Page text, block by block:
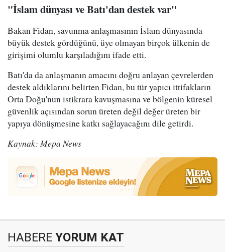
"İslam dünyası ve Batı'dan destek var"
Bakan Fidan, savunma anlaşmasının İslam dünyasında
büyük destek gördüğünü, üye olmayan birçok ülkenin de
girişimi olumlu karşıladığını ifade etti.
Batı'da da anlaşmanın amacını doğru anlayan çevrelerden
destek aldıklarını belirten Fidan, bu tür yapıcı ittifakların
Orta Doğu'nun istikrara kavuşmasına ve bölgenin küresel
güvenlik açısından sorun üreten değil değer üreten bir
yapıya dönüşmesine katkı sağlayacağını dile getirdi.
Kaynak: Mepa News
HABERE YORUM KAT